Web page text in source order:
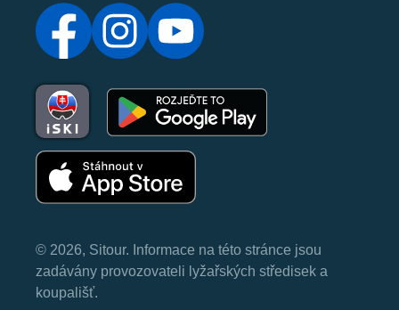
© 2026, Sitour. Informace na této stránce jsou
zadávány provozovateli lyžařských středisek a
koupališť.